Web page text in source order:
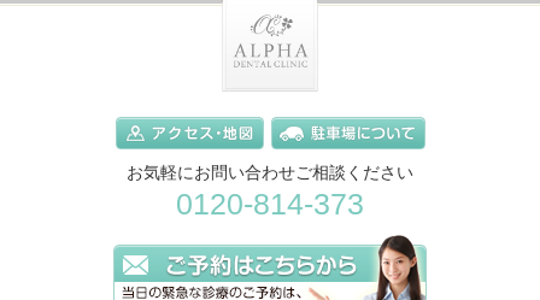
お気軽にお問い合わせご相談ください
0120-814-373